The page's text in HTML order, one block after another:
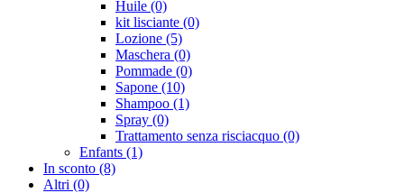
Huile (0)
kit lisciante (0)
Lozione (5)
Maschera (0)
Pommade (0)
Sapone (10)
Shampoo (1)
Spray (0)
Trattamento senza risciacquo (0)
Enfants (1)
In sconto (8)
Altri (0)